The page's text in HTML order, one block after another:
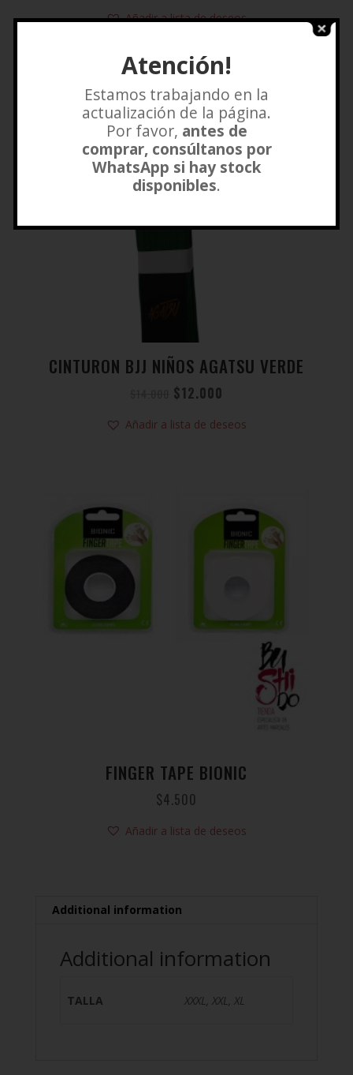
Añadir a lista de deseos
SALE!
CINTURON BJJ NIÑOS AGATSU VERDE
$12.000
Añadir a lista de deseos
FINGER TAPE BIONIC
$4.500
Añadir a lista de deseos
Additional information
Additional information
TALLA XXXL, XXL, XL
Atención!
Estamos trabajando en la
actualización de la página.
Por favor, antes de
comprar, consúltanos por
WhatsApp si hay stock
disponibles.